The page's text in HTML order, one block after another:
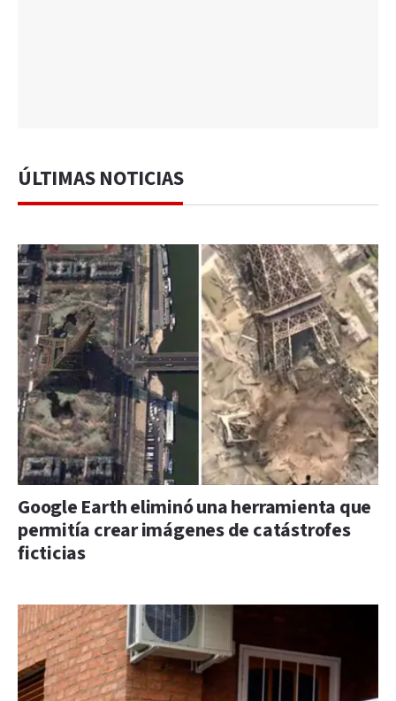
ÚLTIMAS NOTICIAS
Google Earth eliminó una herramienta que
permitía crear imágenes de catástrofes
ficticias